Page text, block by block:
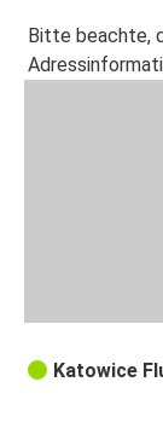
Bitte beachte,
Katowice